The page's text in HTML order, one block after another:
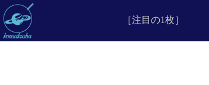
［注目の1枚］